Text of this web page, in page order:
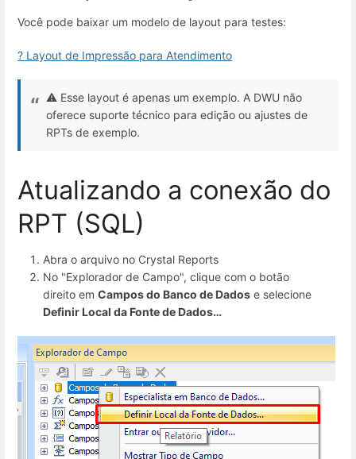
Você pode baixar um modelo de layout para testes:
? Layout de Impressão para Atendimento
⚠️ Esse layout é apenas um exemplo. A DWU não
oferece suporte técnico para edição ou ajustes de
RPTs de exemplo.
Atualizando a conexão do
RPT (SQL)
Abra o arquivo no Crystal Reports
No "Explorador de Campo", clique com o botão
direito em Campos do Banco de Dados e selecione
Definir Local da Fonte de Dados…